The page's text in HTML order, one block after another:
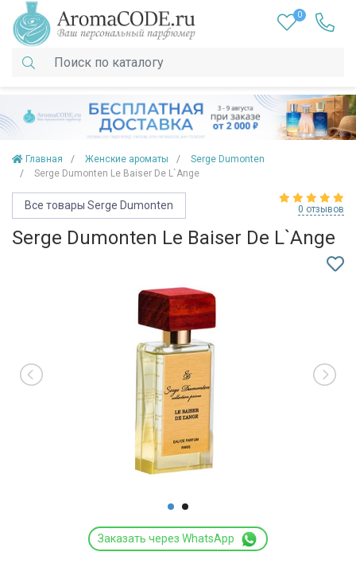
0
Главная Женские ароматы
Serge Dumonten
Serge Dumonten Le Baiser De L`Ange
Все товары Serge Dumonten 0 отзывов
Serge Dumonten Le Baiser De L`Ange
Заказать через WhatsApp